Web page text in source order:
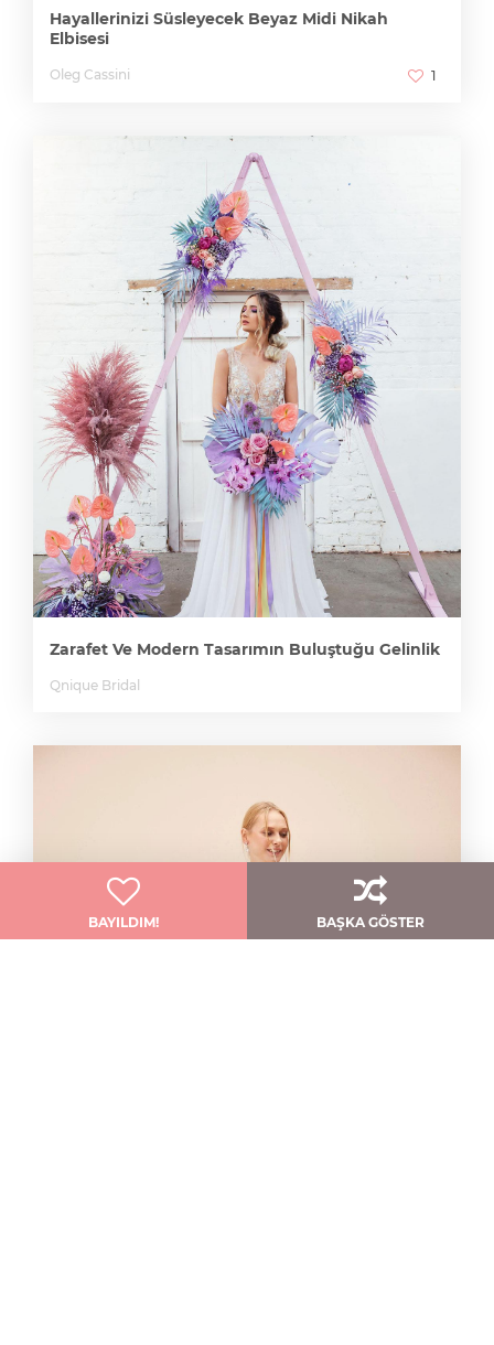
BAYILDIM! BAŞKA GÖSTER
Hayallerinizi Süsleyecek Beyaz Midi Nikah
Elbisesi
Oleg Cassini 1
Zarafet Ve Modern Tasarımın Buluştuğu Gelinlik
Qnique Bridal